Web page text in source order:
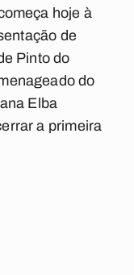
hoje à
de
Pinto do
do
Elba
a primeira